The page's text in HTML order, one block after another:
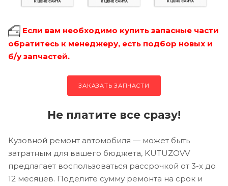
Если вам необходимо купить запасные части
обратитесь к менеджеру, есть подбор новых и
б/у запчастей.
ЗАКАЗАТЬ ЗАПЧАСТИ
Не платите все сразу!
Кузовной ремонт автомобиля — может быть
затратным для вашего бюджета, KUTUZOVV
предлагает воспользоваться рассрочкой от 3-х до
12 месяцев. Поделите сумму ремонта на срок и